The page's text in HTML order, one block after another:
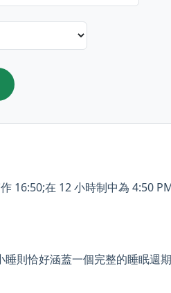
16:50;在 12 小時制中為 4:50
則恰好涵蓋一個完整的睡眠週